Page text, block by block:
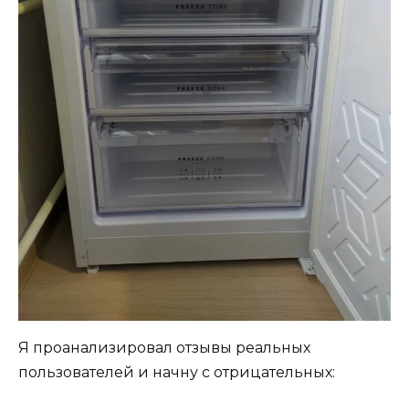
Я проанализировал отзывы реальных
пользователей и начну с отрицательных: